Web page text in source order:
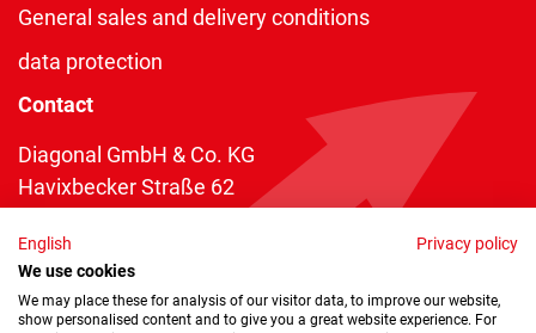
General sales and delivery conditions
data protection
Contact
Diagonal GmbH & Co. KG
Havixbecker Straße 62
Telefon:+49 2534 970 216
Telefax: +49 2534 970 116
English
Privacy policy
We use cookies
We may place these for analysis of our visitor data, to improve our website,
show personalised content and to give you a great website experience. For